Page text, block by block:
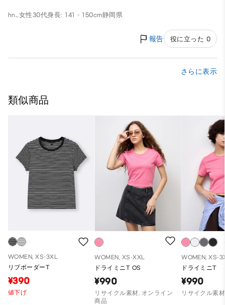
hn_.女性30代身長: 141 - 150cm静岡県
報告 役に立った 0
さらに表示
類似商品
WOMEN, XS-3XL
リブボーダーT
¥390
値下げ
WOMEN, XS-XXL
ドライミニT OS
¥990
リサイクル素材, オンライン
商品
WOMEN, XS-
ドライミニT
¥990
リサイクル素材